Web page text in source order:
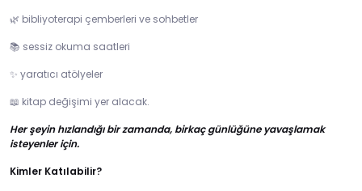
🌿 bibliyoterapi çemberleri ve sohbetler
📚 sessiz okuma saatleri
✨ yaratıcı atölyeler
📖 kitap değişimi yer alacak.
Her şeyin hızlandığı bir zamanda, birkaç günlüğüne yavaşlamak
isteyenler için.
Kimler Katılabilir?